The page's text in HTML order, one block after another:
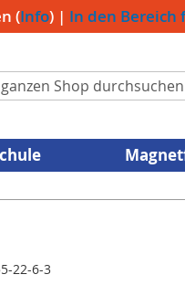
(Info) | In den Bereich
22-6-3